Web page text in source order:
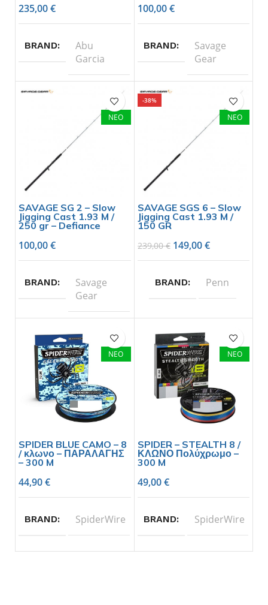
235,00€
BRAND
Abu
Garcia
100,00€
BRAND
Savage
Gear
ΝΕΟ
SAVAGE SG 2 – Slow
Jigging Cast 1.93 M /
250 gr – Defiance
100,00€
BRAND
Savage
Gear
-38%
ΝΕΟ
SAVAGE SGS 6 – Slow
Jigging Cast 1.93 M /
150 GR
239,00€ 149,00€
BRAND Penn
ΝΕΟ
SPIDER BLUE CAMO – 8
/ κλωνο – ΠΑΡΑΛΑΓΗΣ
– 300 M
44,90€
BRAND SpiderWire
ΝΕΟ
SPIDER – STEALTH 8 /
ΚΛΩΝΟ Πολύχρωμο –
300 M
49,00€
BRAND SpiderWire